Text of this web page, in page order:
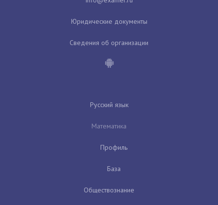
Юридические документы
Сведения об организации
Русский язык
Математика
Профиль
База
Обществознание